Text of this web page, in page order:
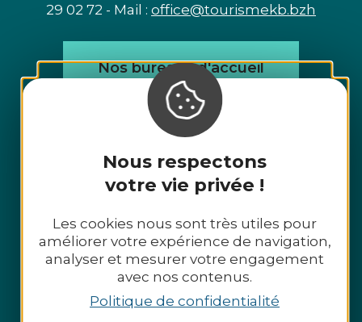
Nous respectons
votre vie privée !
Les cookies nous sont très utiles pour
améliorer votre expérience de navigation,
analyser et mesurer votre engagement
avec nos contenus.
Politique de confidentialité
29 02 72 - Mail : office@tourismekb.bzh
Nos bureaux d'accueil
Nous contacter
Nos brochures
Comment venir ?